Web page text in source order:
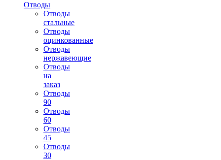
Отводы
Отводы
стальные
Отводы
оцинкованные
Отводы
нержавеющие
Отводы
на
заказ
Отводы
90
Отводы
60
Отводы
45
Отводы
30